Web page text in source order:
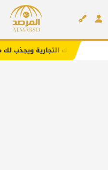
ويجذب لك مزيدًا من العملاء